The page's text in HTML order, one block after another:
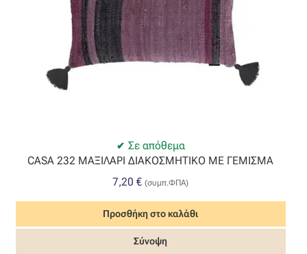
Σε απόθεμα
CASA 232 ΜΑΞΙΛΑΡΙ ΔΙΑΚΟΣΜΗΤΙΚΟ ΜΕ ΓΕΜΙΣΜΑ
7,20€ (συμπ.ΦΠΑ)
Προσθήκη στο καλάθι
Σύνοψη